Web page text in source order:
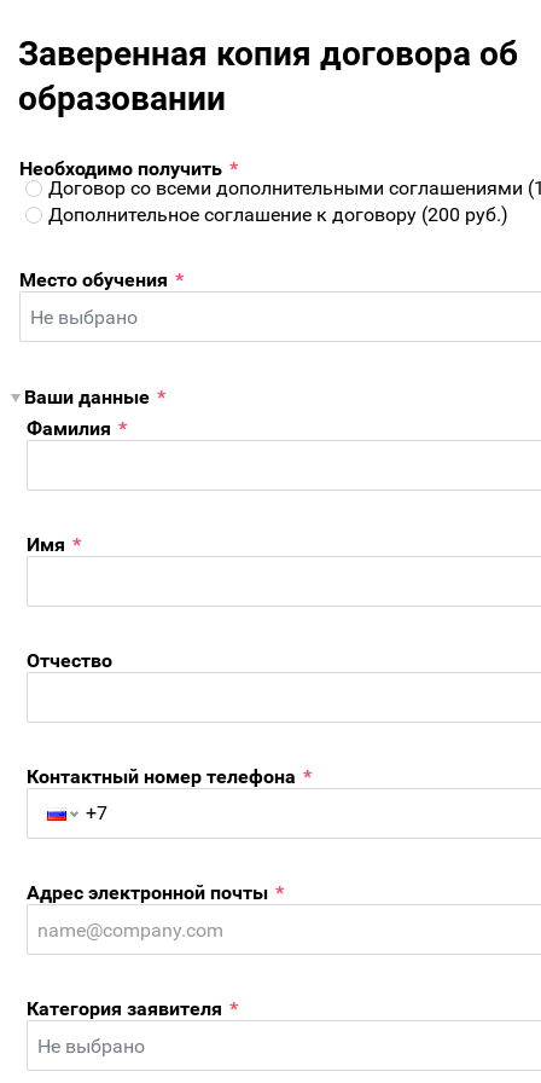
Заверенная копия договора об
образовании
Необходимо получить *
Договор со всеми дополнительными соглашениями
Дополнительное соглашение к договору (200 руб.)
Место обучения *
Ваши данные *
Фамилия *
Имя *
Отчество
Контактный номер телефона *
Адрес электронной почты *
Категория заявителя *